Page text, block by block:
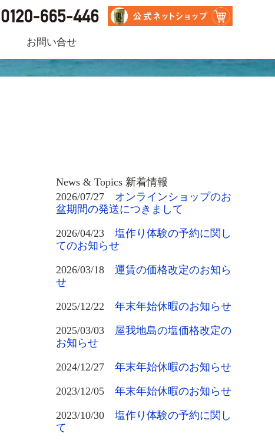
お問い合せ
News & Topics 新着情報
2026/07/27
オンラインショップのお
盆期間の発送につきまして
2026/04/23
塩作り体験の予約に関し
てのお知らせ
2026/03/18
運賃の価格改定のお知ら
せ
2025/12/22 年末年始休暇のお知らせ
2025/03/03
屋我地島の塩価格改定の
お知らせ
2024/12/27 年末年始休暇のお知らせ
2023/12/05 年末年始休暇のお知らせ
2023/10/30
塩作り体験の予約に関し
て